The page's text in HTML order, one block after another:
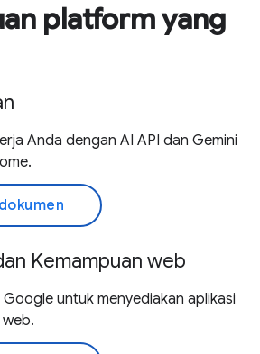
platform yang
Anda dengan AI API dan Gemini
Kemampuan web
untuk menyediakan aplikasi